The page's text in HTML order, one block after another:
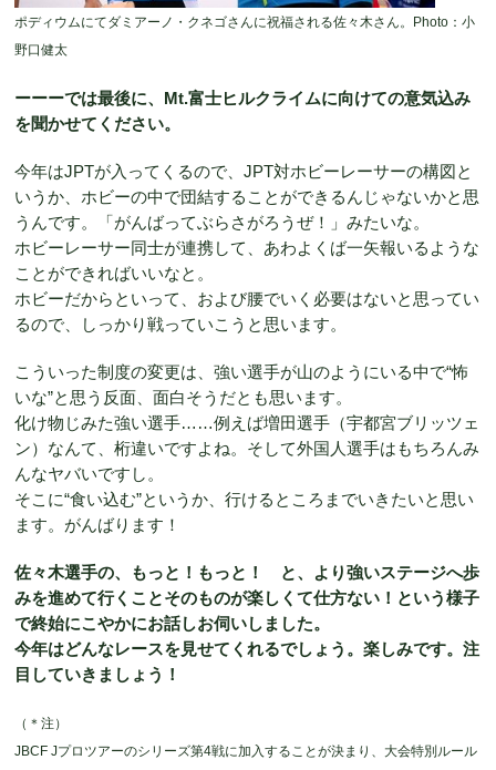
ポディウムにてダミアーノ・クネゴさんに祝福される佐々木さん。Photo：小
野口健太
ーーーでは最後に、Mt.富士ヒルクライムに向けての意気込み
を聞かせてください。
今年はJPTが入ってくるので、JPT対ホビーレーサーの構図と
いうか、ホビーの中で団結することができるんじゃないかと思
うんです。「がんばってぶらさがろうぜ！」みたいな。
ホビーレーサー同士が連携して、あわよくば一矢報いるような
ことができればいいなと。
ホビーだからといって、および腰でいく必要はないと思ってい
るので、しっかり戦っていこうと思います。
こういった制度の変更は、強い選手が山のようにいる中で“怖
いな”と思う反面、面白そうだとも思います。
化け物じみた強い選手……例えば増田選手（宇都宮ブリッツェ
ン）なんて、桁違いですよね。そして外国人選手はもちろんみ
んなヤバいですし。
そこに“食い込む”というか、行けるところまでいきたいと思い
ます。がんばります！
佐々木選手の、もっと！もっと！ と、より強いステージへ歩
みを進めて行くことそのものが楽しくて仕方ない！という様子
で終始にこやかにお話しお伺いしました。
今年はどんなレースを見せてくれるでしょう。楽しみです。注
目していきましょう！
（＊注）
JBCF Jプロツアーのシリーズ第4戦に加入することが決まり、大会特別ルール